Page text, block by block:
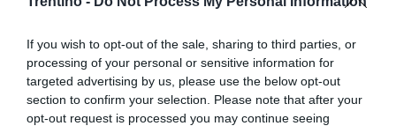
If you wish to opt-out of the sale, sharing to third parties, or
processing of your personal or sensitive information for
targeted advertising by us, please use the below opt-out
section to confirm your selection. Please note that after your
opt-out request is processed you may continue seeing
Nave mercantile colpita da un drone nel
Mar Nero